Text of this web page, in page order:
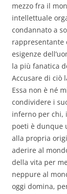
mezzo fra il
intellettuale
condannato a
rappresentante
esigenze
la più fanatica
Accusare di ciò
Essa non è né
condividere i
inferno per chi,
poeti è dunque
alla propria
aderire al
della vita per
neppure al
oggi domina,